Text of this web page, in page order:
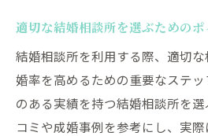
成功体験に基づく結婚
成婚への道を切り開く
成功者が実践したコミ
戦略的なマッチング活
適切な結婚相談所を選ぶためのポ
結婚相談所を利用する際、適切
婚率を高めるための重要なステ
のある実績を持つ結婚相談所を
コミや成婚事例を参考にし、実